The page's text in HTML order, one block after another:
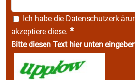
Ich habe die
akzeptiere diese. *
Bitte diesen Text hier unten